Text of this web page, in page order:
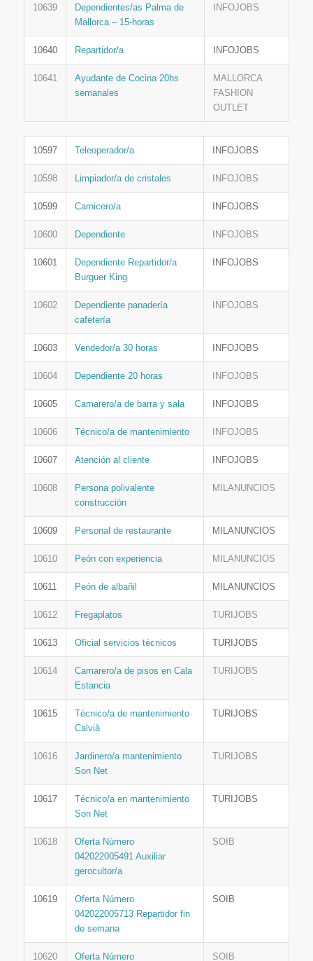
10639
Dependientes/as Palma de
Mallorca – 15-horas
INFOJOBS
10640 Repartidor/a INFOJOBS
10641
Ayudante de Cocina 20hs
semanales
MALLORCA
FASHION
OUTLET
10597 Teleoperador/a INFOJOBS
10598 Limpiador/a de cristales INFOJOBS
10599 Carnicero/a INFOJOBS
10600 Dependiente INFOJOBS
10601
Dependiente Repartidor/a
Burguer King
INFOJOBS
10602
Dependiente panadería
cafetería
INFOJOBS
10603 Vendedor/a 30 horas INFOJOBS
10604 Dependiente 20 horas INFOJOBS
10605 Camarero/a de barra y sala INFOJOBS
10606 Técnico/a de mantenimiento INFOJOBS
10607 Atención al cliente INFOJOBS
10608
Persona polivalente
construcción
MILANUNCIOS
10609 Personal de restaurante MILANUNCIOS
10610 Peón con experiencia MILANUNCIOS
10611 Peón de albañil MILANUNCIOS
10612 Fregaplatos TURIJOBS
10613 Oficial servicios técnicos TURIJOBS
10614
Camarero/a de pisos en Cala
Estancia
TURIJOBS
10615
Técnico/a de mantenimiento
Calvià
TURIJOBS
10616
Jardinero/a mantenimiento
Son Net
TURIJOBS
10617
Técnico/a en mantenimiento
Son Net
TURIJOBS
10618
Oferta Número
042022005491 Auxiliar
gerocultor/a
SOIB
10619
Oferta Número
042022005713 Repartidor fin
de semana
SOIB
10620 Oferta Número SOIB